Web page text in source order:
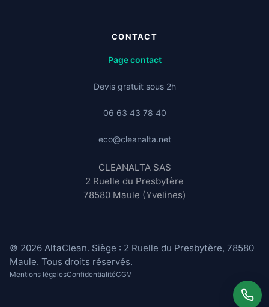
CONTACT
Page contact
Devis gratuit sous 2h
06 63 43 78 40
eco@cleanalta.net
CLEANALTA SAS
2 Ruelle du Presbytère
78580 Maule (Yvelines)
© 2026 AltaClean. Siège : 2 Ruelle du Presbytère, 78580
Maule. Tous droits réservés.
Mentions légalesConfidentialitéCGV